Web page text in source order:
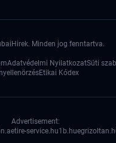
Minden jog fenntartva.
Adatvédelmi NyilatkozatSüti
Etikai Kódex
Advertisement:
tire-service.hu1b.hu